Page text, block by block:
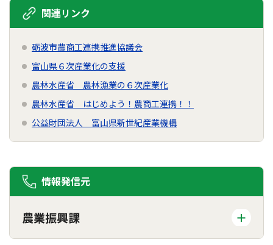
関連リンク
砺波市農商工連携推進協議会
富山県６次産業化の支援
農林水産省 農林漁業の６次産業化
農林水産省 はじめよう！農商工連携！！
公益財団法人 富山県新世紀産業機構
情報発信元
農業振興課